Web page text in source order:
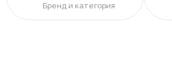
Бренд и категория